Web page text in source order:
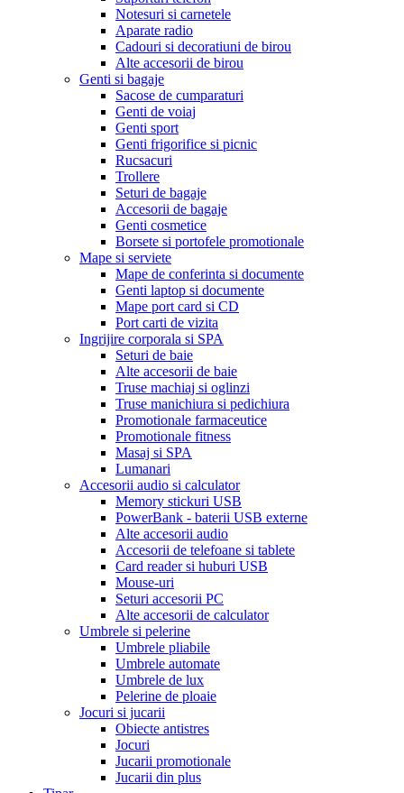
Notesuri si carnetele
Aparate radio
Cadouri si decoratiuni de birou
Alte accesorii de birou
Genti si bagaje
Sacose de cumparaturi
Genti de voiaj
Genti sport
Genti frigorifice si picnic
Rucsacuri
Trollere
Seturi de bagaje
Accesorii de bagaje
Genti cosmetice
Borsete si portofele promotionale
Mape si serviete
Mape de conferinta si documente
Genti laptop si documente
Mape port card si CD
Port carti de vizita
Ingrijire corporala si SPA
Seturi de baie
Alte accesorii de baie
Truse machiaj si oglinzi
Truse manichiura si pedichiura
Promotionale farmaceutice
Promotionale fitness
Masaj si SPA
Lumanari
Accesorii audio si calculator
Memory stickuri USB
PowerBank - baterii USB externe
Alte accesorii audio
Accesorii de telefoane si tablete
Card reader si huburi USB
Mouse-uri
Seturi accesorii PC
Alte accesorii de calculator
Umbrele si pelerine
Umbrele pliabile
Umbrele automate
Umbrele de lux
Pelerine de ploaie
Jocuri si jucarii
Obiecte antistres
Jocuri
Jucarii promotionale
Jucarii din plus